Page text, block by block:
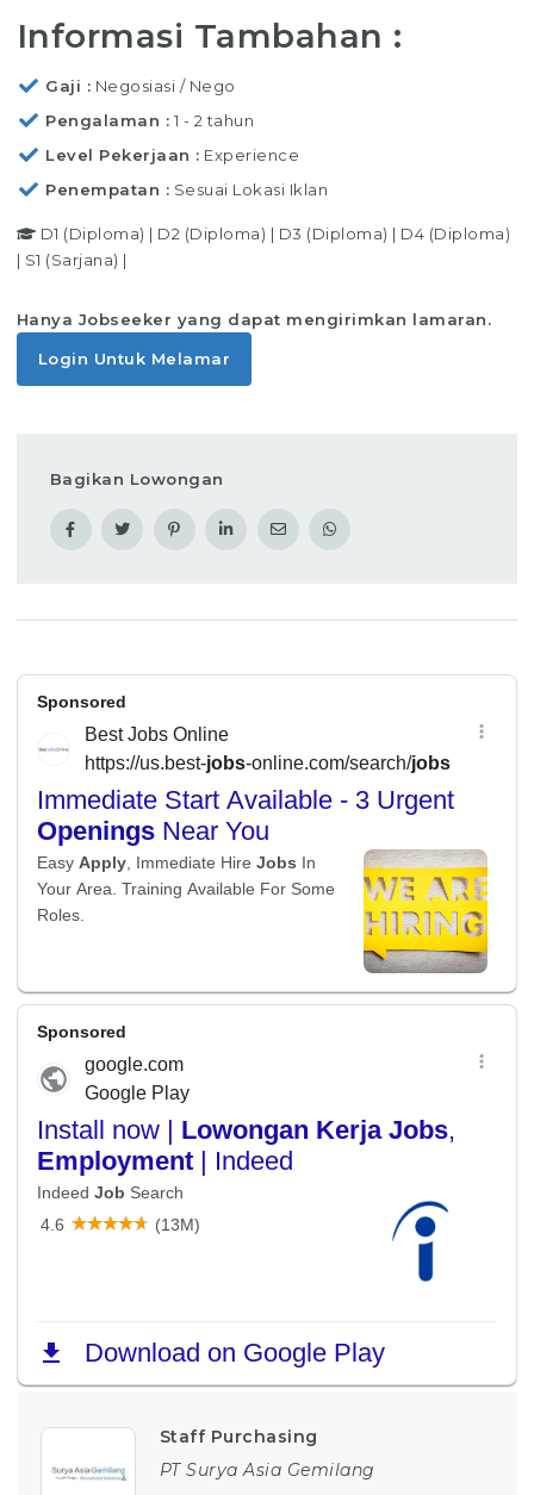
Informasi Tambahan :
Gaji
Negosiasi / Nego
Pengalaman
1 - 2 tahun
Level Pekerjaan
Experience
Penempatan
Sesuai Lokasi Iklan
D1 (Diploma) | D2 (Diploma) | D3 (Diploma) | D4 (Diploma)
| S1 (Sarjana) |
Hanya Jobseeker yang dapat mengirimkan lamaran.
Login Untuk Melamar
Bagikan Lowongan
Staff Purchasing
PT Surya Asia Gemilang